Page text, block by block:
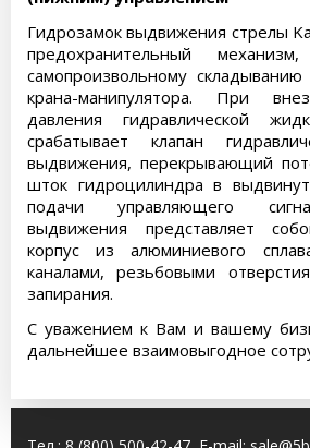
Гидрозамок выдвижения стрелы
предохранительный
самопроизвольному
крана-манипулятора. При
давления гидравлической
срабатывает клапан
выдвижения, перекрывающий
шток гидроцилиндра в
подачи управляющего
выдвижения представляет
корпус из алюминиевого
каналами, резьбовыми
запирания.
С уважением к Вам и вашему
дальнейшее взаимовыгодное